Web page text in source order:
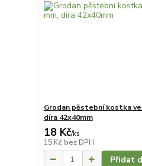
Grodan pěstební kostka
díra 42x40mm
18 Kč/ks
15 Kč bez DPH
Přidat